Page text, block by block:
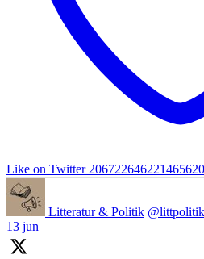
Like on Twitter
Litteratur & Politik @littpolitik
13 jun